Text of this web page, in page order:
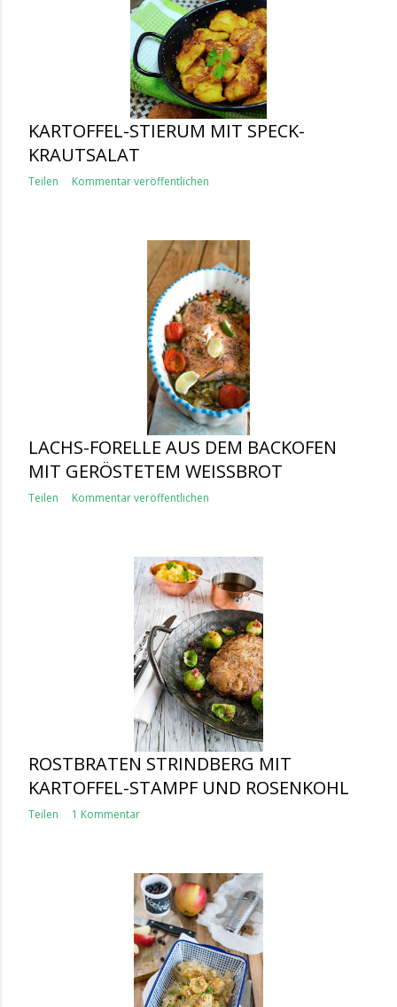
KARTOFFEL-STIERUM MIT SPECK-
KRAUTSALAT
Teilen Kommentar veröffentlichen
LACHS-FORELLE AUS DEM BACKOFEN
MIT GERÖSTETEM WEISSBROT
Teilen Kommentar veröffentlichen
ROSTBRATEN STRINDBERG MIT
KARTOFFEL-STAMPF UND ROSENKOHL
Teilen 1 Kommentar